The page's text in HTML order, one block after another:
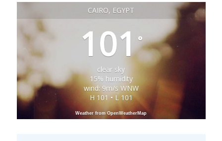
CAIRO, EGYPT
101°
clear sky
15% humidity
wind: 9m/s WNW
H 101 • L 101
Weather from OpenWeatherMap